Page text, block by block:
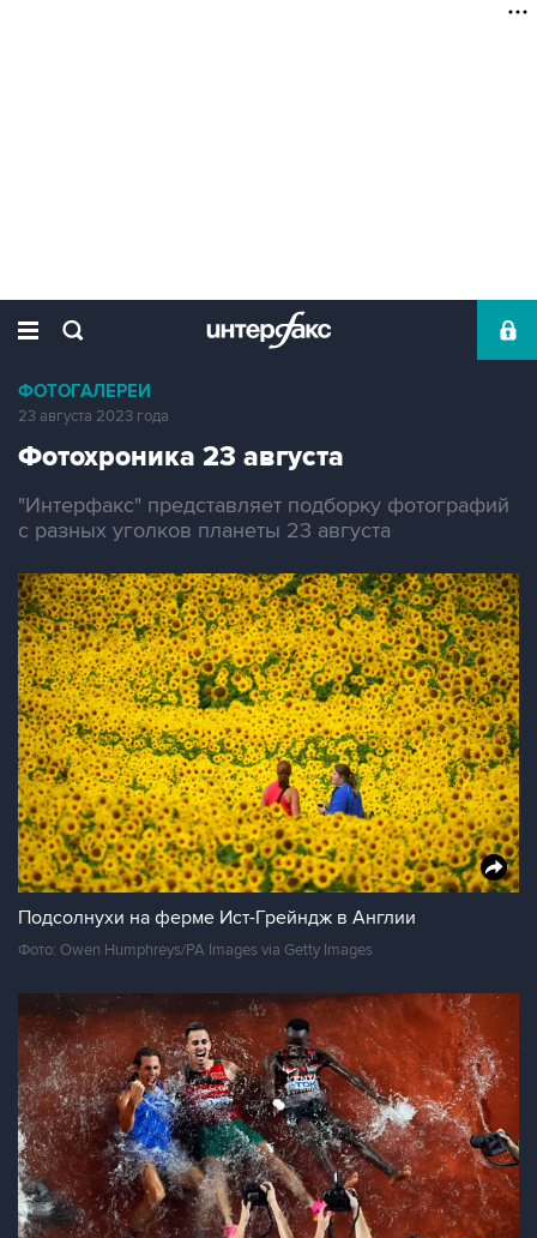
ФОТОГАЛЕРЕИ
23 августа 2023 года
Фотохроника 23 августа
"Интерфакс" представляет подборку фотографий
с разных уголков планеты 23 августа
Подсолнухи на ферме Ист-Грейндж в Англии
Фото: Owen Humphreys/PA Images via Getty Images